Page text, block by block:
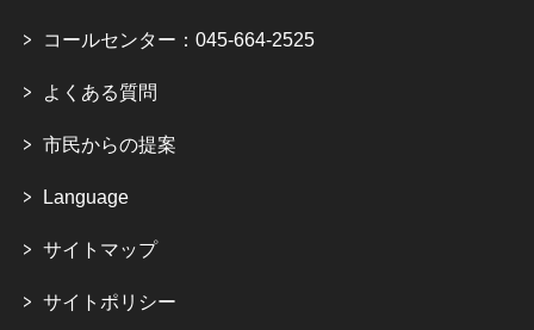
コールセンター：045-664-2525
よくある質問
市民からの提案
Language
サイトマップ
サイトポリシー